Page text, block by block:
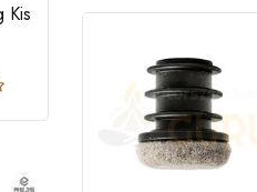
Kis